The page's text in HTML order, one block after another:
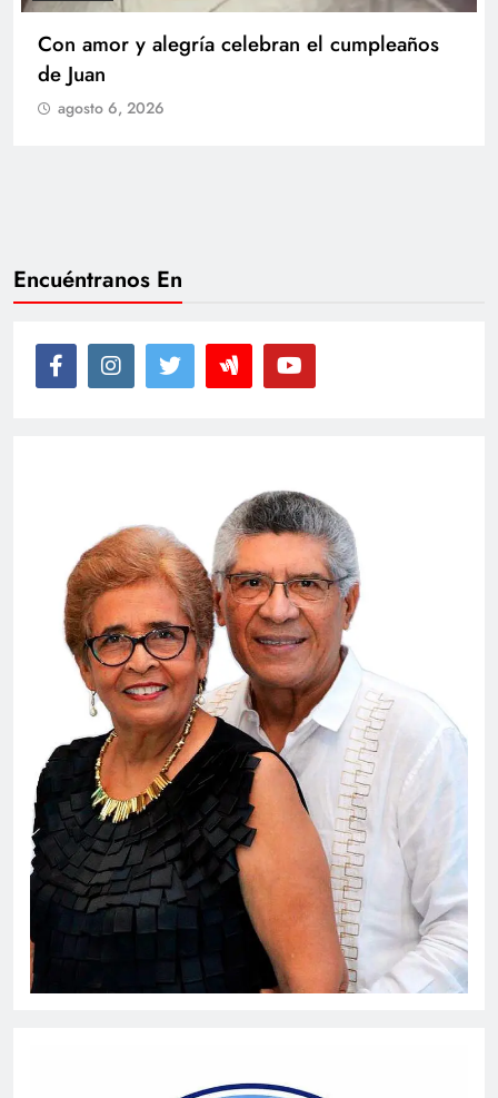
Con amor y alegría celebran el cumpleaños
de Juan
agosto 6, 2026
Encuéntranos En